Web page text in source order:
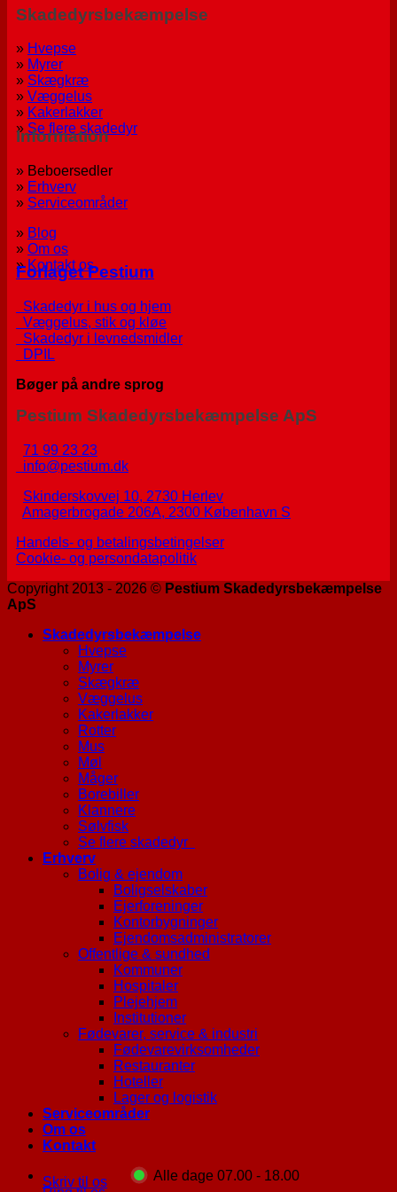
Skadedyrsbekæmpelse
» Hvepse
» Myrer
» Skægkræ
» Væggelus
» Kakerlakker
» Se flere skadedyr
Information
» Beboersedler
» Erhverv
» Serviceområder
» Blog
» Om os
» Kontakt os
Forlaget Pestium
Skadedyr i hus og hjem
Væggelus, stik og kløe
Skadedyr i levnedsmidler
DPIL
Bøger på andre sprog
Pestium Skadedyrsbekæmpelse ApS
71 99 23 23
info@pestium.dk
Skinderskovvej 10, 2730 Herlev
Amagerbrogade 206A, 2300 København S
Handels- og betalingsbetingelser
Cookie- og persondatapolitik
Copyright 2013 - 2026 © Pestium Skadedyrsbekæmpelse
ApS
Skadedyrsbekæmpelse
Hvepse
Myrer
Skægkræ
Væggelus
Kakerlakker
Rotter
Mus
Møl
Måger
Borebiller
Klannere
Sølvfisk
Se flere skadedyr
Erhverv
Bolig & ejendom
Boligselskaber
Ejerforeninger
Kontorbygninger
Ejendomsadministratorer
Offentlige & sundhed
Kommuner
Hospitaler
Plejehjem
Institutioner
Fødevarer, service & industri
Fødevarevirksomheder
Restauranter
Hoteller
Lager og logistik
Serviceområder
Om os
Kontakt
Alle dage 07.00 - 18.00
Skriv til os